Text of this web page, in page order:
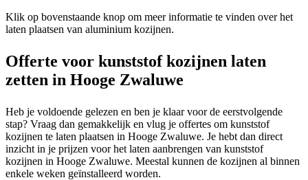
Klik op bovenstaande knop om meer informatie te vinden over het
laten plaatsen van aluminium kozijnen.
Offerte voor kunststof kozijnen laten
zetten in Hooge Zwaluwe
Heb je voldoende gelezen en ben je klaar voor de eerstvolgende
stap? Vraag dan gemakkelijk en vlug je offertes om kunststof
kozijnen te laten plaatsen in Hooge Zwaluwe. Je hebt dan direct
inzicht in je prijzen voor het laten aanbrengen van kunststof
kozijnen in Hooge Zwaluwe. Meestal kunnen de kozijnen al binnen
enkele weken geïnstalleerd worden.